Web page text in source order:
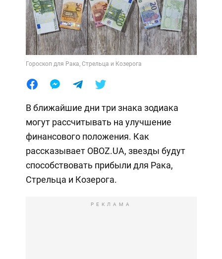
Гороскоп для Рака, Стрельца и Козерога
В ближайшие дни три знака зодиака
могут рассчитывать на улучшение
финансового положения. Как
рассказывает OBOZ.UA, звезды будут
способствовать прибыли для Рака,
Стрельца и Козерога.
РЕКЛАМА